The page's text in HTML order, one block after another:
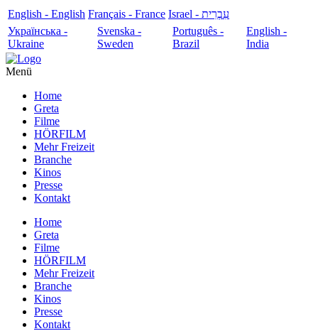
English - English Français - France
עִבְרִית - Israel
Українська -
Ukraine
Svenska -
Sweden
Português -
Brazil
English -
India
Menü
Home
Greta
Filme
HÖRFILM
Mehr Freizeit
Branche
Kinos
Presse
Kontakt
Home
Greta
Filme
HÖRFILM
Mehr Freizeit
Branche
Kinos
Presse
Kontakt